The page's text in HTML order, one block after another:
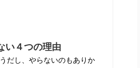
い４つの理由
だし、やらないのもありか